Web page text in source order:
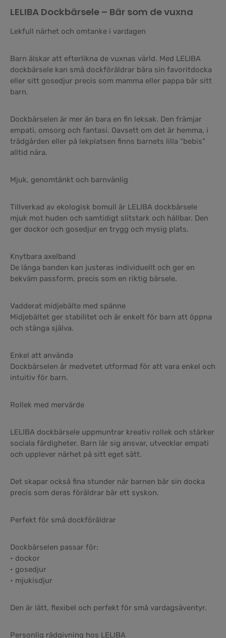
LELIBA Dockbärsele – Bär som de vuxna
Lekfull närhet och omtanke i vardagen
Barn älskar att efterlikna de vuxnas värld. Med LELIBA
dockbärsele kan små dockföräldrar bära sin favoritdocka
eller sitt gosedjur precis som mamma eller pappa bär sitt
barn.
Dockbärselen är mer än bara en fin leksak. Den främjar
empati, omsorg och fantasi. Oavsett om det är hemma, i
trädgården eller på lekplatsen finns barnets lilla “bebis”
alltid nära.
Mjuk, genomtänkt och barnvänlig
Tillverkad av ekologisk bomull är LELIBA dockbärsele
mjuk mot huden och samtidigt slitstark och hållbar. Den
ger dockor och gosedjur en trygg och mysig plats.
Knytbara axelband
De långa banden kan justeras individuellt och ger en
bekväm passform, precis som en riktig bärsele.
Vadderat midjebälte med spänne
Midjebältet ger stabilitet och är enkelt för barn att öppna
och stänga själva.
Enkel att använda
Dockbärselen är medvetet utformad för att vara enkel och
intuitiv för barn.
Rollek med mervärde
LELIBA dockbärsele uppmuntrar kreativ rollek och stärker
sociala färdigheter. Barn lär sig ansvar, utvecklar empati
och upplever närhet på sitt eget sätt.
Det skapar också fina stunder när barnen bär sin docka
precis som deras föräldrar bär ett syskon.
Perfekt för små dockföräldrar
Dockbärselen passar för:
• dockor
• gosedjur
• mjukisdjur
Den är lätt, flexibel och perfekt för små vardagsäventyr.
Personlig rådgivning hos LELIBA